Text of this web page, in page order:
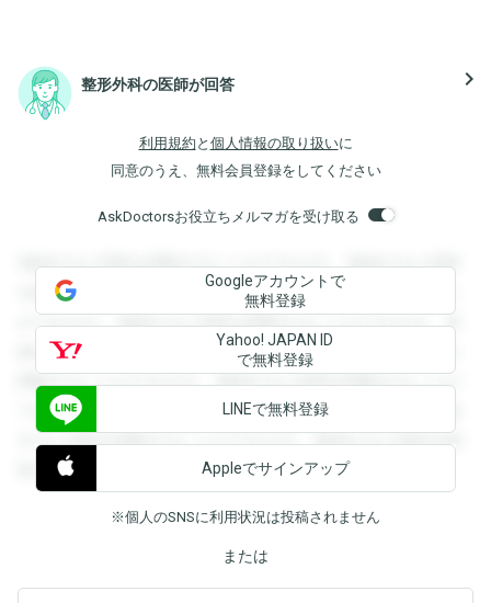
整形外科の医師が回答 navigate_next
利用規約 と 個人情報の取り扱いに
同意のうえ、無料会員登録をしてください
AskDoctorsお役立ちメルマガを受け取る
登録すると回答を閲覧することができます。登録すると回答
を閲覧することができます。登録すると回答を閲覧すること
ができます。登録すると回答を閲覧することができます。登
録すると回答を閲覧することができます。登録すると回答を
閲覧することができます。登録すると回答を閲覧することが
できます。登録すると回答を閲覧することができます。登録
すると回答を閲覧することができます。登録すると回答を閲
覧することができます。
Googleアカウントで
無料登録
Yahoo! JAPAN ID
で無料登録
LINEで無料登録
Appleでサインアップ
※個人のSNSに利用状況は投稿されません
または